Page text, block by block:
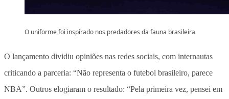
O uniforme foi inspirado nos predadores da fauna brasileira
O lançamento dividiu opiniões nas redes sociais, com internautas
criticando a parceria: “Não representa o futebol brasileiro, parece
NBA”. Outros elogiaram o resultado: “Pela primeira vez, pensei em